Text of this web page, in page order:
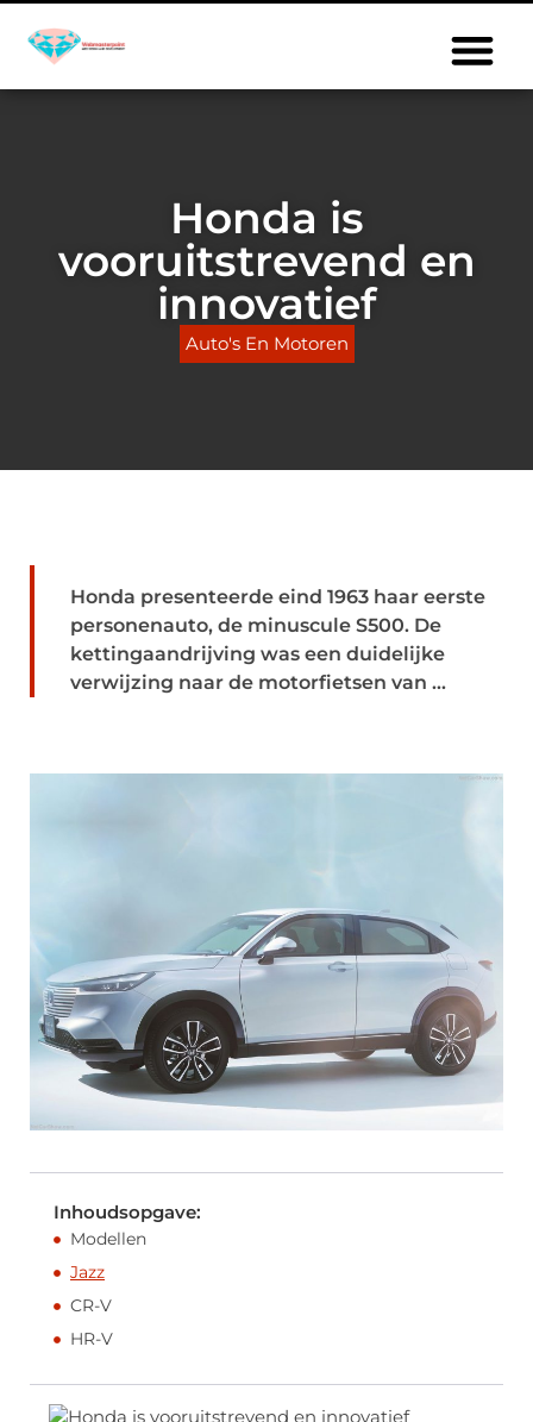
Honda is
vooruitstrevend en
innovatief
Auto's En Motoren
Honda presenteerde eind 1963 haar eerste
personenauto, de minuscule S500. De
kettingaandrijving was een duidelijke
verwijzing naar de motorfietsen van ...
Inhoudsopgave:
Modellen
Jazz
CR-V
HR-V